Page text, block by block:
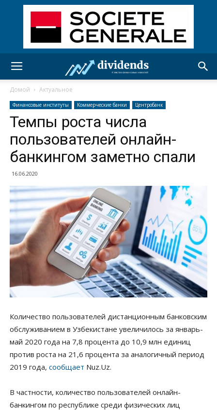
Домой Актуальное
Финансовые институты Коммерческие банки Центробанк
Темпы роста числа
пользователей онлайн-
банкингом заметно спали
16.06.2020
Количество пользователей дистанционным банковским
обслуживанием в Узбекистане увеличилось за январь-
май 2020 года на 7,8 процента до 10,9 млн единиц
против роста на 21,6 процента за аналогичный период
2019 года, сообщает Nuz.Uz.
В частности, количество пользователей онлайн-
банкингом по республике среди физических лиц